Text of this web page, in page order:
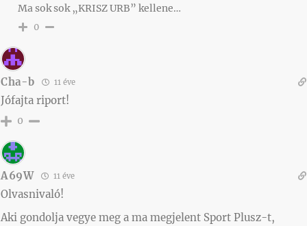
Ma sok sok „KRISZ URB” kellene…
0
Cha-b 11 éve
Jófajta riport!
0
A69W 11 éve
Olvasnivaló!
Aki gondolja vegye meg a ma megjelent Sport Plusz-t,